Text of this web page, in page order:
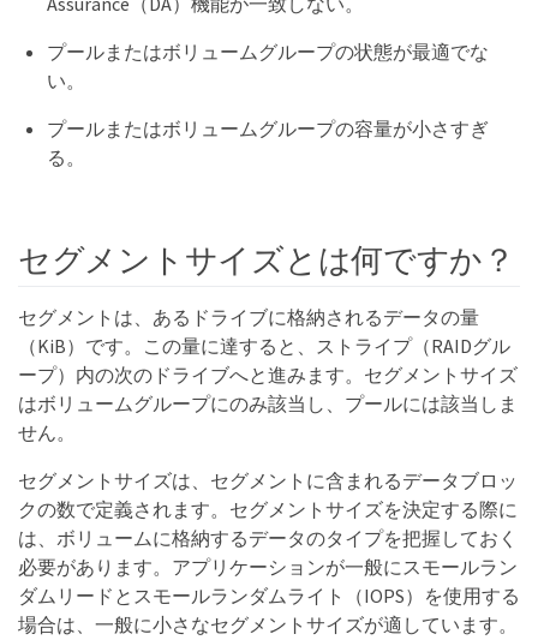
プールまたはボリュームグループの状態が最適でな
い。
プールまたはボリュームグループの容量が小さすぎ
る。
セグメントサイズとは何ですか？
セグメントは、あるドライブに格納されるデータの量
（KiB）です。この量に達すると、ストライプ（RAIDグル
ープ）内の次のドライブへと進みます。セグメントサイズ
はボリュームグループにのみ該当し、プールには該当しま
せん。
セグメントサイズは、セグメントに含まれるデータブロッ
クの数で定義されます。セグメントサイズを決定する際に
は、ボリュームに格納するデータのタイプを把握しておく
必要があります。アプリケーションが一般にスモールラン
ダムリードとスモールランダムライト（IOPS）を使用する
場合は、一般に小さなセグメントサイズが適しています。